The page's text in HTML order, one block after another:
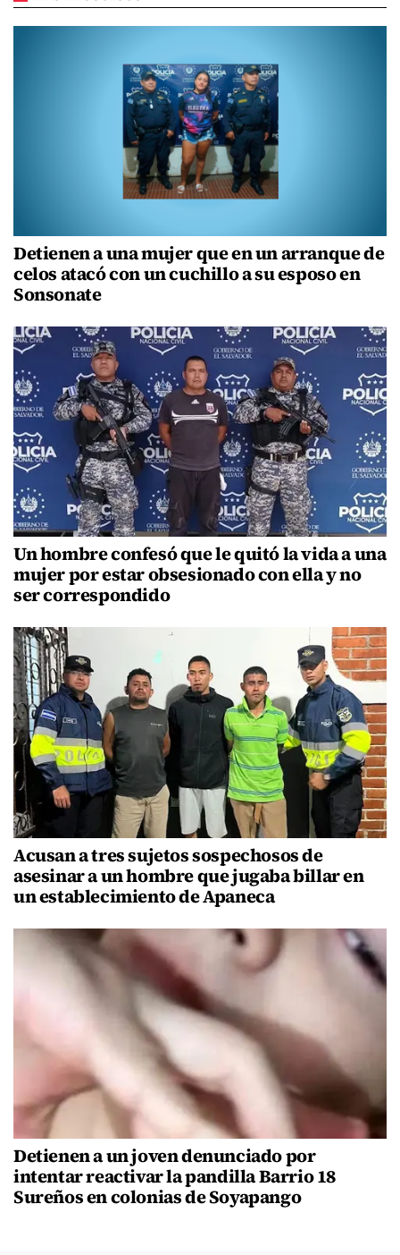
Detienen a una mujer que en un arranque de
celos atacó con un cuchillo a su esposo en
Sonsonate
Un hombre confesó que le quitó la vida a una
mujer por estar obsesionado con ella y no
ser correspondido
Acusan a tres sujetos sospechosos de
asesinar a un hombre que jugaba billar en
un establecimiento de Apaneca
Detienen a un joven denunciado por
intentar reactivar la pandilla Barrio 18
Sureños en colonias de Soyapango